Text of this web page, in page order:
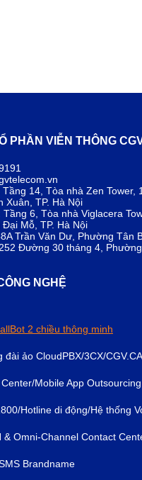
PHẦN VIỄN THÔNG
Tầng 14, Tòa nhà Zen Tower,
Xuân, TP. Hà Nội
Tầng 6, Tòa nhà Viglacera
Mỗ, TP. Hà Nội
Trần Văn Dư, Phường Tân
Đường 30 tháng 4,
NGHỆ
2 chiều thông minh
đài ảo CloudPBX/3CX/
Mobile App Outsourcing
Hotline di động/Hệ thống
& Omni-Channel Contact
Brandname